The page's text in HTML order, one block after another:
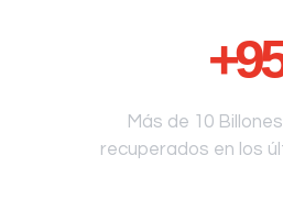
+
Más de 10
recuperados en los